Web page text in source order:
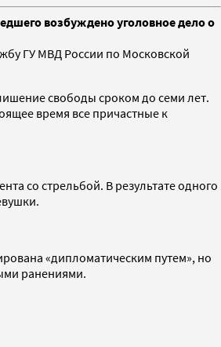
возбуждено уголовное дело о
ГУ МВД России по Московской
свободы сроком до семи лет.
время все причастные к
со стрельбой. В результате одного
«дипломатическим путем», но
ранениями.